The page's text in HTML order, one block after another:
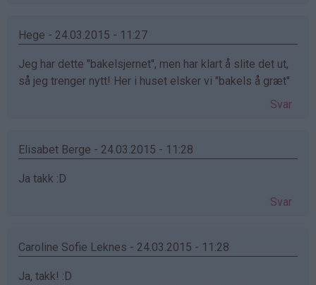
Hege - 24.03.2015 - 11:27
Jeg har dette "bakelsjernet", men har klart å slite det ut,
så jeg trenger nytt! Her i huset elsker vi "bakels å græt"
Svar
Elisabet Berge - 24.03.2015 - 11:28
Ja takk :D
Svar
Caroline Sofie Leknes - 24.03.2015 - 11:28
Ja, takk! :D